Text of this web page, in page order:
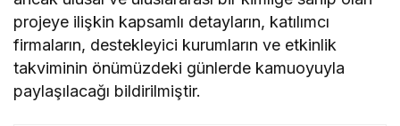
projeye ilişkin kapsamlı detayların, katılımcı
firmaların, destekleyici kurumların ve etkinlik
takviminin önümüzdeki günlerde kamuoyuyla
paylaşılacağı bildirilmiştir.